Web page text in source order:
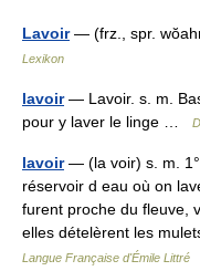
Lavoir— (frz., spr.
Lexikon
lavoir— Lavoir. s. m.
pour y laver le linge …
lavoir— (la voir) s. m.
réservoir d eau où on
furent proche du fleuve,
elles dételèrent les
Langue Française d'Émile Littré